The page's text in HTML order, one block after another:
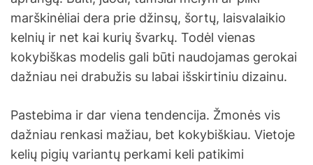
marškinėliai dera prie džinsų, šortų, laisvalaikio
kelnių ir net kai kurių švarkų. Todėl vienas
kokybiškas modelis gali būti naudojamas gerokai
dažniau nei drabužis su labai išskirtiniu dizainu.
Pastebima ir dar viena tendencija. Žmonės vis
dažniau renkasi mažiau, bet kokybiškiau. Vietoje
kelių pigių variantų perkami keli patikimi